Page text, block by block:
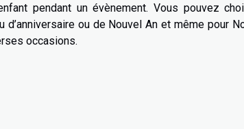
pendant un évènement. Vous pouvez
d’anniversaire ou de Nouvel An et même pour
occasions.